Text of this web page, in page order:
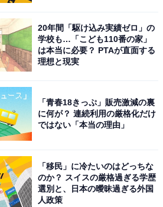
色あんねん」は本当？ 人が識別
【カラーコーディネーターが解
「青」や「緑」なの？白衣では
の観点から解説】
はなぜこんなに清涼感がある？
えるの？
20年間「駆け込み実績ゼロ」の
学校も…「こども110番の家」
は本当に必要？ PTAが直面する
理想と現実
「青春18きっぷ」販売激減の裏
に何が？ 連続利用の厳格化だけ
ではない「本当の理由」
「移民」に冷たいのはどっちな
のか？ スイスの厳格過ぎる学歴
選別と、日本の曖昧過ぎる外国
人政策